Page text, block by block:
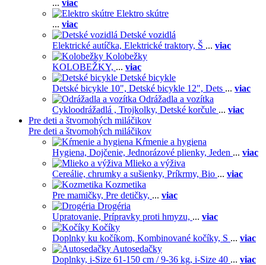
... viac
Elektro skútre
... viac
Detské vozidlá
Elektrické autíčka, Elektrické traktory, Š ... viac
Kolobežky
KOLOBEŽKY, ... viac
Detské bicykle
Detské bicykle 10", Detské bicykle 12", Dets ... viac
Odrážadla a vozítka
Cykloodrážadlá , Trojkolky, Detské korčule ... viac
Pre deti a štvornohých miláčikov
Pre deti a štvornohých miláčikov
Kŕmenie a hygiena
Hygiena, Dojčenie, Jednorázové plienky, Jeden ... viac
Mlieko a výživa
Cereálie, chrumky a sušienky, Príkrmy, Bio ... viac
Kozmetika
Pre mamičky, Pre detičky, ... viac
Drogéria
Upratovanie, Prípravky proti hmyzu, ... viac
Kočíky
Doplnky ku kočíkom, Kombinované kočíky, S ... viac
Autosedačky
Doplnky, i-Size 61-150 cm / 9-36 kg, i-Size 40 ... viac